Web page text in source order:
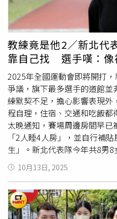
原想透過民意代表向市長侯
林縣府商議並取得共識，
場換證機制，讓每位選手的
們原以為能安心備戰，市政府
了，體育局才說運動部不允許
局聲稱運動部競賽司在技術會
術手冊為主，多數選手們的實
上場，新北體育局與雲林體
責任甩鍋中央，讓家長們難
說，領隊會議於12日召開，
序冊上的教練才可以下場指導
之場外，表現更恐受到影響，
裝作沒事、持續備戰。江亘松
事，反而是新北全運會委員
有透明機制告訴大家，為何
練，「這結果不意外，但很無
教練竟是他2／新北代
靠自己找 選手嘆：像
2025年全國運動會即將開打
爭議，旗下最多選手的道館
練默契不足，擔心影響表現
程自理，住宿、交通和吃飯
太晚通知，賽場周邊房間早
「2人睡4人房」，並自行補
生」。新北代表隊今年共8男
括全運會二連霸的羅嘉翎、
全中運連霸金牌沈佳蓁，當
運動訓練中心）名義報名，
手則有亞運國手、全運會三
勝和2024年全運會冠軍的陳
10月13日, 2025